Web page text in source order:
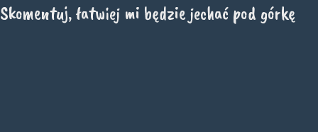
Skomentuj, łatwiej mi będzie jechać pod górkę